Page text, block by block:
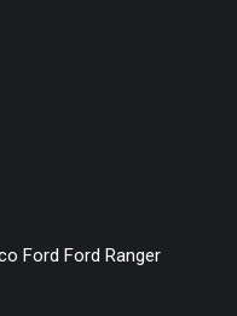
Ford Ford Ranger